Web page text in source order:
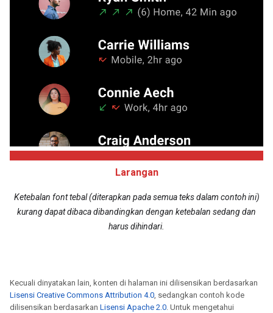
Larangan
Ketebalan font tebal (diterapkan pada semua teks dalam contoh ini)
kurang dapat dibaca dibandingkan dengan ketebalan sedang dan
harus dihindari.
Kecuali dinyatakan lain, konten di halaman ini dilisensikan berdasarkan
Lisensi Creative Commons Attribution 4.0, sedangkan contoh kode
dilisensikan berdasarkan Lisensi Apache 2.0. Untuk mengetahui